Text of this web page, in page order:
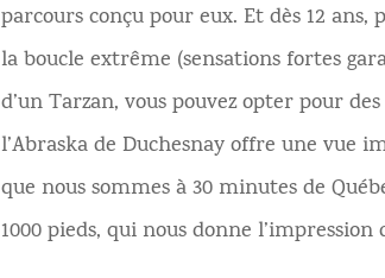
parcours conçu pour eux. Et dès 12
la boucle extrême (sensations fortes
d’un Tarzan, vous pouvez opter pour
l’Abraska de Duchesnay offre une vue
que nous sommes à 30 minutes de
1000 pieds, qui nous donne